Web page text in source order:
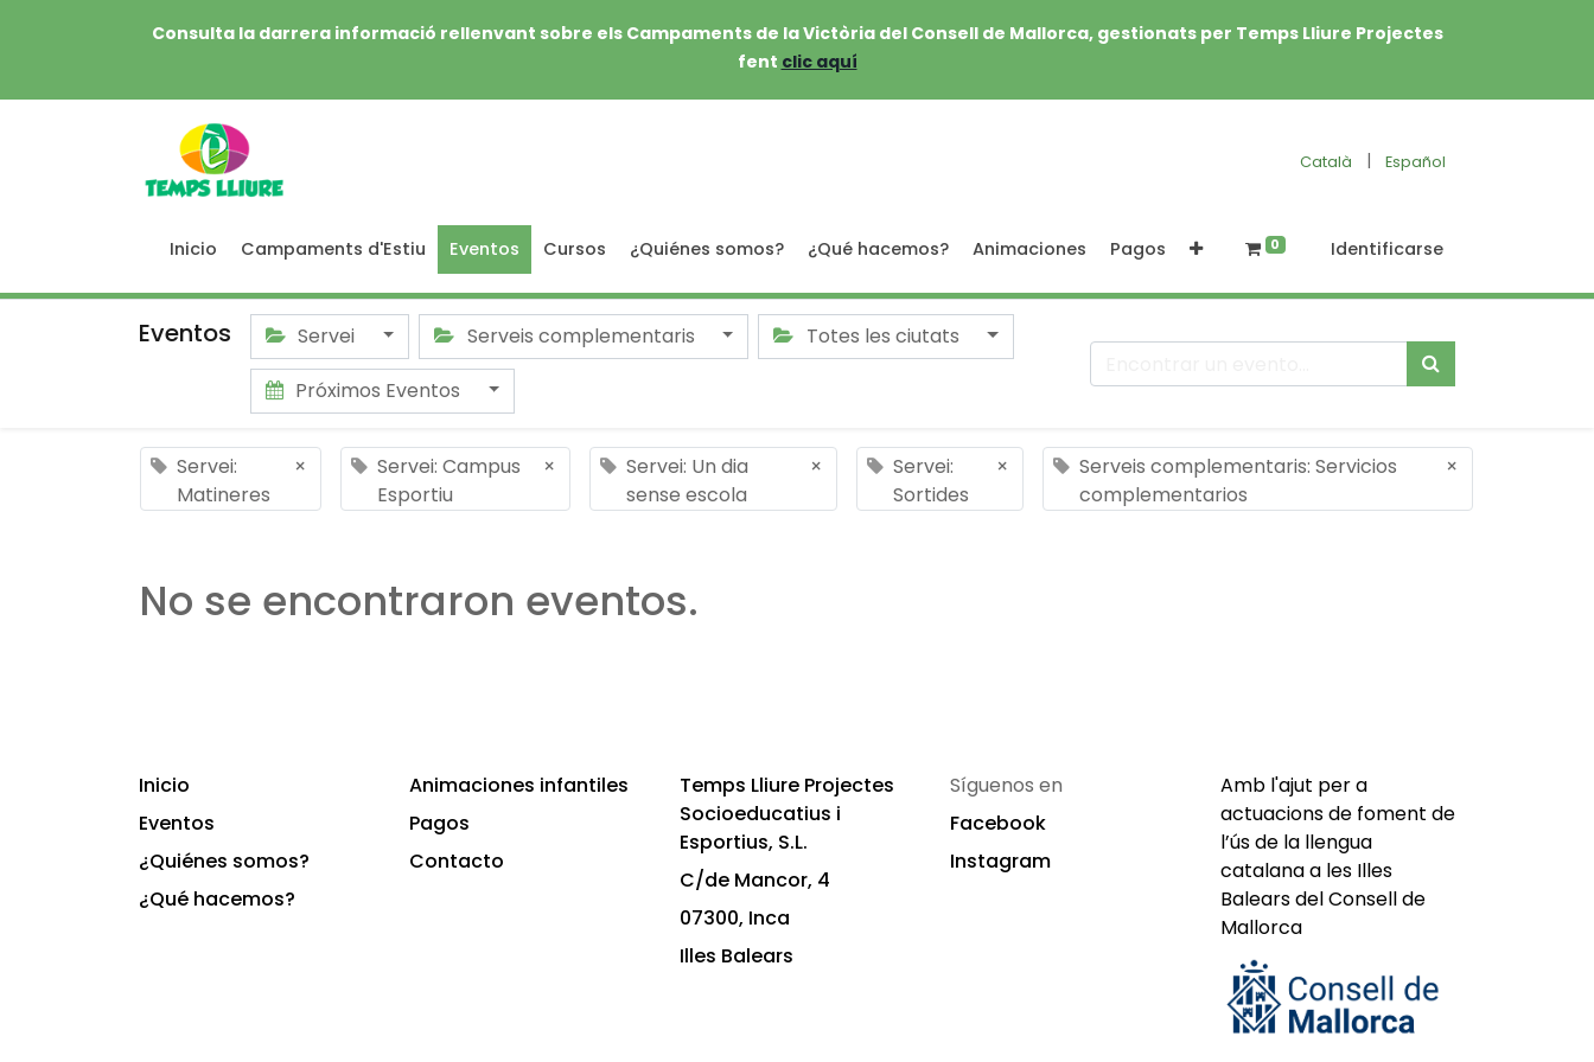
Consulta la darrera informació rellenvant sobre els Campaments de la Victòria del Consell de Mallorca, gestionats per Temps Lliure Projectes
fent clic aquí
Català | Español
Inicio Campaments d'Estiu Eventos Cursos ¿Quiénes somos? ¿Qué hacemos? Animaciones Pagos 0 Identificarse
Eventos Servei Serveis complementaris
Totes les ciutats
Próximos Eventos
Servei:
Matineres
×
Servei: Campus
Esportiu
×
Servei: Un dia
sense escola
×
Servei:
Sortides
×
Serveis complementaris: Servicios
complementarios
×
No se encontraron eventos.
Inicio
Eventos
¿Quiénes somos?
¿Qué hacemos?
Animaciones infantiles
Pagos
Contacto
Temps Lliure Projectes
Socioeducatius i
Esportius, S.L.
C/de Mancor, 4
07300, Inca
Illes Balears
Síguenos en
Facebook
Instagram
Amb l'ajut per a
actuacions de foment de
l’ús de la llengua
catalana a les Illes
Balears del Consell de
Mallorca